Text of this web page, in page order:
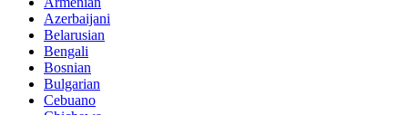
Azerbaijani
Belarusian
Bengali
Bosnian
Bulgarian
Cebuano